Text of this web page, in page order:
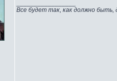
Все будет так, как должно быть,